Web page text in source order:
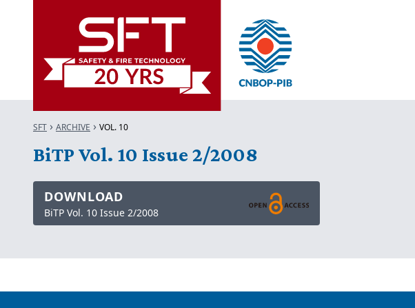
SFT ARCHIVE VOL. 10
BiTP Vol. 10 Issue 2/2008
DOWNLOAD
BiTP Vol. 10 Issue 2/2008